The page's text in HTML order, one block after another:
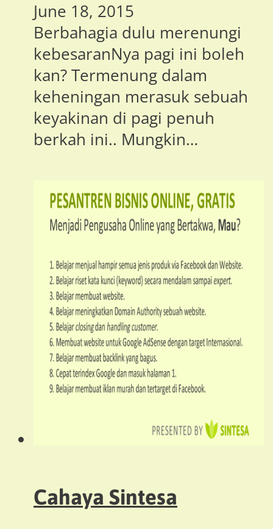
June 18, 2015
Berbahagia dulu merenungi
kebesaranNya pagi ini boleh
kan? Termenung dalam
keheningan merasuk sebuah
keyakinan di pagi penuh
berkah ini.. Mungkin…
Cahaya Sintesa